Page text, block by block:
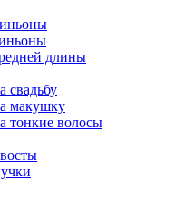
длины
макушку
тонкие волосы